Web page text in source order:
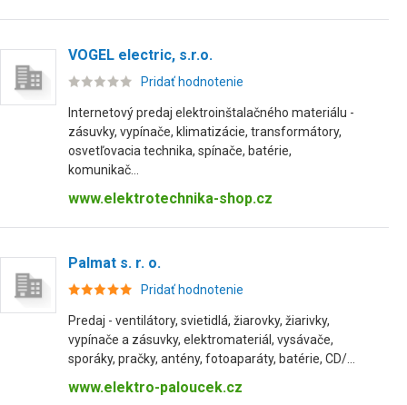
VOGEL electric, s.r.o.
Pridať hodnotenie
Internetový predaj elektroinštalačného materiálu -
zásuvky, vypínače, klimatizácie, transformátory,
osvetľovacia technika, spínače, batérie,
komunikač...
www.elektrotechnika-shop.cz
Palmat s. r. o.
Pridať hodnotenie
Predaj - ventilátory, svietidlá, žiarovky, žiarivky,
vypínače a zásuvky, elektromateriál, vysávače,
sporáky, pračky, antény, fotoaparáty, batérie, CD/...
www.elektro-paloucek.cz